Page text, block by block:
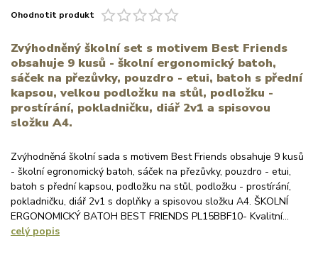
Ohodnotit produkt
Zvýhodněný školní set s motivem Best Friends
obsahuje 9 kusů - školní ergonomický batoh,
sáček na přezůvky, pouzdro - etui, batoh s přední
kapsou, velkou podložku na stůl, podložku -
prostírání, pokladničku, diář 2v1 a spisovou
složku A4.
Zvýhodněná školní sada s motivem Best Friends obsahuje 9 kusů
- školní egronomický batoh, sáček na přezůvky, pouzdro - etui,
batoh s přední kapsou, podložku na stůl, podložku - prostírání,
pokladničku, diář 2v1 s doplňky a spisovou složku A4. ŠKOLNÍ
ERGONOMICKÝ BATOH BEST FRIENDS PL15BBF10- Kvalitní...
celý popis